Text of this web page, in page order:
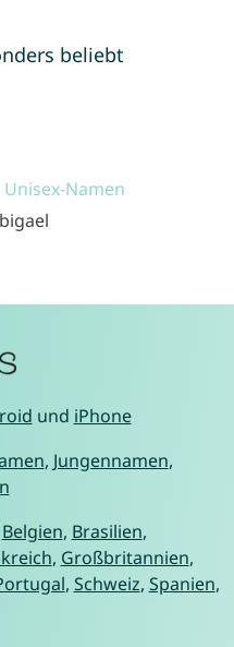
beliebt
Unisex-Namen
und iPhone
, Jungennamen,
Belgien, Brasilien,
, Großbritannien,
, Schweiz, Spanien,